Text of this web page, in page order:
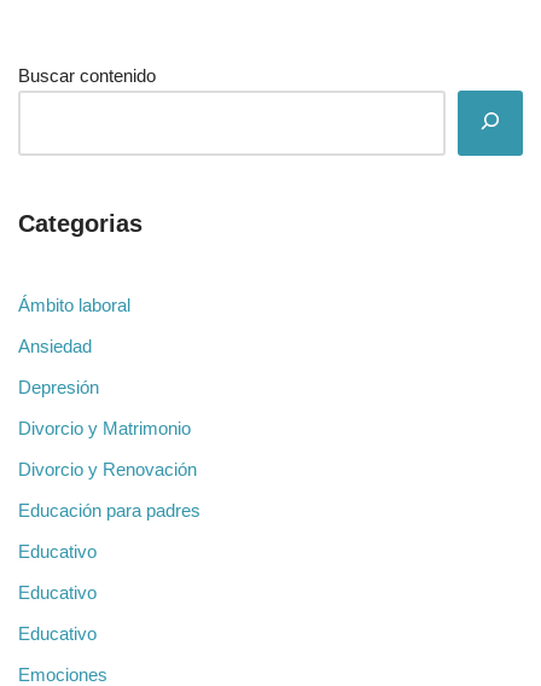
Buscar contenido
Categorias
Ámbito laboral
Ansiedad
Depresión
Divorcio y Matrimonio
Divorcio y Renovación
Educación para padres
Educativo
Educativo
Educativo
Emociones